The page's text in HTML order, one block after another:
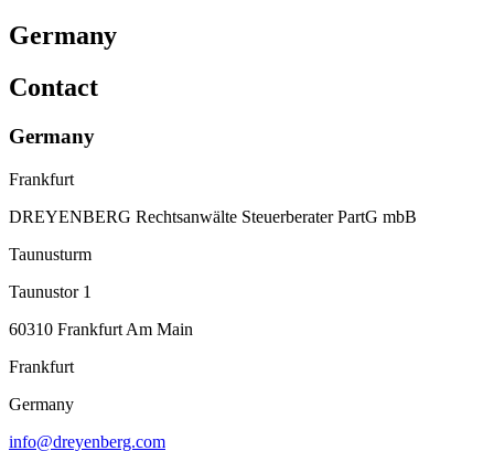
Germany
Contact
Germany
Frankfurt
DREYENBERG Rechtsanwälte Steuerberater PartG mbB
Taunusturm
Taunustor 1
60310 Frankfurt Am Main
Frankfurt
Germany
info@dreyenberg.com